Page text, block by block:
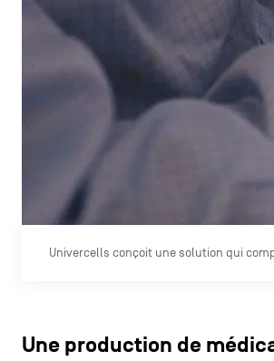
Univercells conçoit une solution qui
Une production de